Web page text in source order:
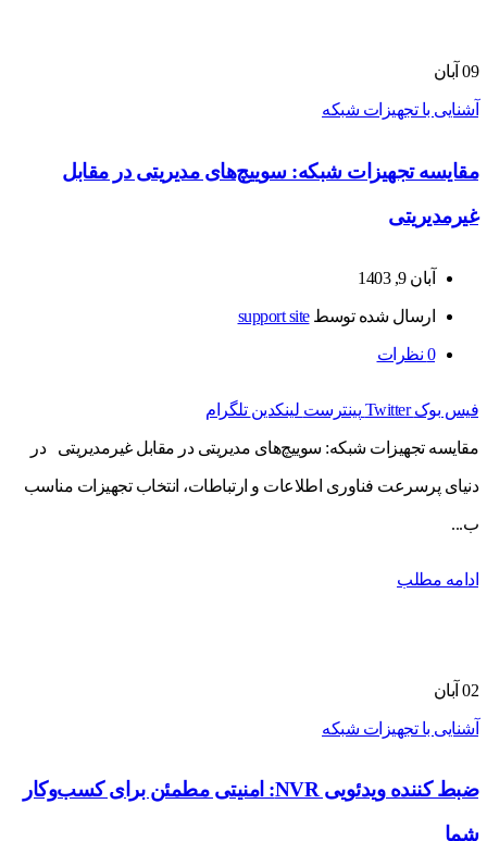
09 آبان
آشنایی با تجهیزات شبکه
مقایسه تجهیزات شبکه: سوییچ‌های مدیریتی در مقابل
غیرمدیریتی
آبان 9, 1403
ارسال شده توسطsupport site
0 نظرات
فیس بوک Twitter پینترست لینکدین تلگرام
مقایسه تجهیزات شبکه: سوییچ‌های مدیریتی در مقابل غیرمدیریتی در
دنیای پرسرعت فناوری اطلاعات و ارتباطات، انتخاب تجهیزات مناسب
ب...
ادامه مطلب
02 آبان
آشنایی با تجهیزات شبکه
ضبط کننده ویدئویی NVR: امنیتی مطمئن برای کسب‌وکار
شما